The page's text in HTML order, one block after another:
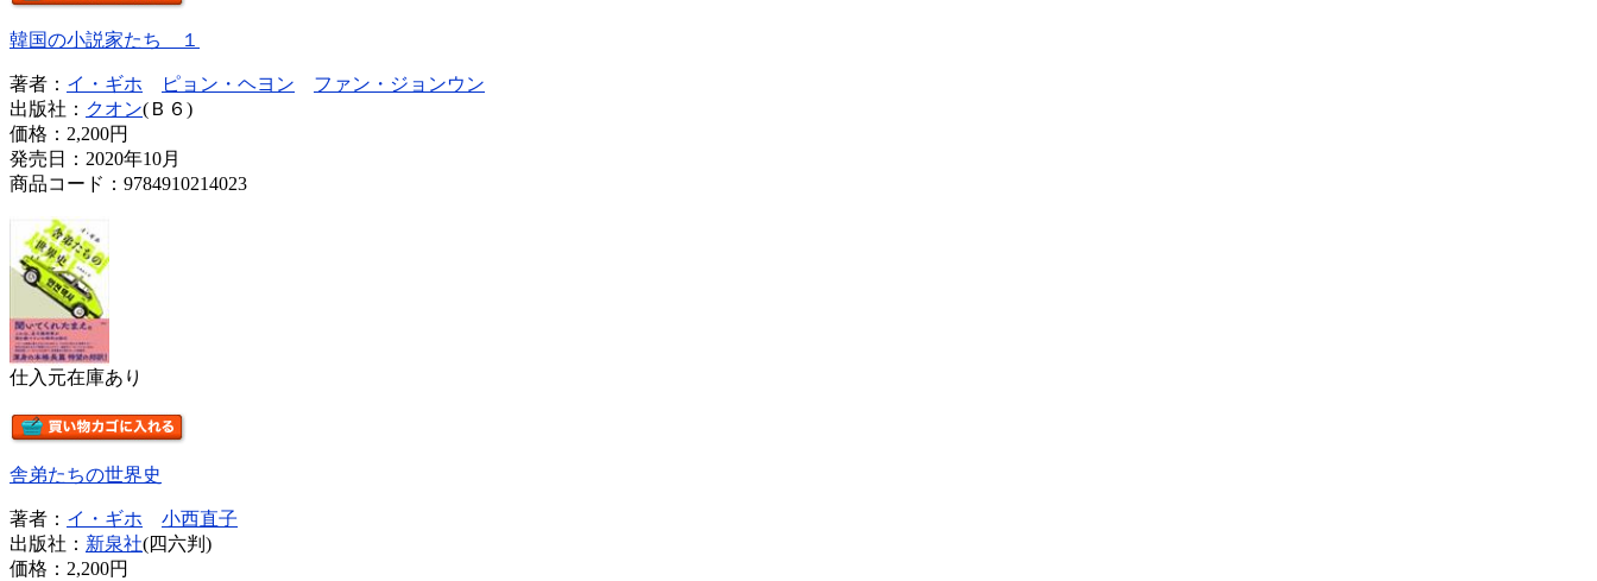
韓国の小説家たち １
著者： イ・ギホ ピョン・ヘヨン
ファン・ジョンウン
出版社： クオン(Ｂ６)
価格： 2,200円
発売日：2020年10月
商品コード：9784910214023
仕入元在庫あり
舎弟たちの世界史
著者： イ・ギホ
小西直子
出版社： 新泉社(四六判)
価格： 2,200円